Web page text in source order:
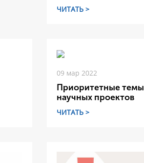
ЧИТАТЬ >
09 мар 2022
Приоритетные темы
научных проектов
ЧИТАТЬ >